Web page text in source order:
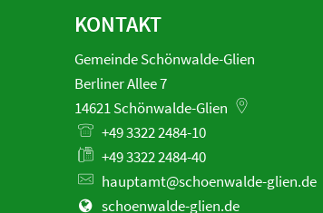
KONTAKT
Gemeinde Schönwalde-Glien
Berliner Allee 7
14621Schönwalde-Glien
+49 3322 2484-10
+49 3322 2484-40
hauptamt@schoenwalde-glien.de
schoenwalde-glien.de